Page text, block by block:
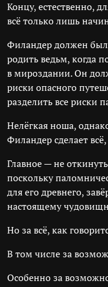
Концу, естественно,
всё только лишь
Филандер должен был
родить ведьм, когда
в мироздании. Он
риски опасного
разделить все риски
Нелёгкая ноша,
Филандер сделает
Главное — не
поскольку
для его древнего,
настоящему
Но за всё, как
В том числе за
Особенно за